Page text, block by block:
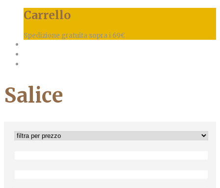
Carrello
Spedizione gratuita sopra i 69€
Salice